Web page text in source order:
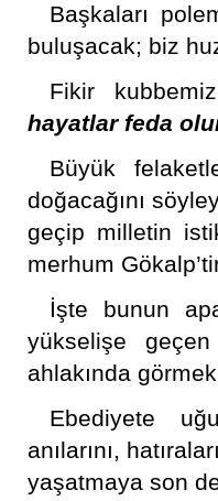
Başkaları
buluşacak; biz
Fikir
hayatlar feda
Büyük
doğacağını
geçip milletin
merhum
İşte bunun
yükselişe
ahlakında
Ebediyete
anılarını,
yaşatmaya son